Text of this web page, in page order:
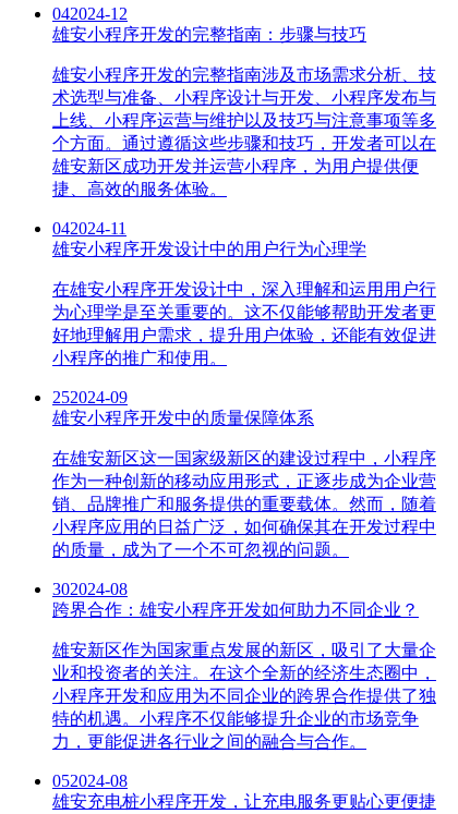
042024-12
雄安小程序开发的完整指南：步骤与技巧
雄安小程序开发的完整指南涉及市场需求分析、技
术选型与准备、小程序设计与开发、小程序发布与
上线、小程序运营与维护以及技巧与注意事项等多
个方面。通过遵循这些步骤和技巧，开发者可以在
雄安新区成功开发并运营小程序，为用户提供便
捷、高效的服务体验。
042024-11
雄安小程序开发设计中的用户行为心理学
在雄安小程序开发设计中，深入理解和运用用户行
为心理学是至关重要的。这不仅能够帮助开发者更
好地理解用户需求，提升用户体验，还能有效促进
小程序的推广和使用。
252024-09
雄安小程序开发中的质量保障体系
在雄安新区这一国家级新区的建设过程中，小程序
作为一种创新的移动应用形式，正逐步成为企业营
销、品牌推广和服务提供的重要载体。然而，随着
小程序应用的日益广泛，如何确保其在开发过程中
的质量，成为了一个不可忽视的问题。
302024-08
跨界合作：雄安小程序开发如何助力不同企业？
雄安新区作为国家重点发展的新区，吸引了大量企
业和投资者的关注。在这个全新的经济生态圈中，
小程序开发和应用为不同企业的跨界合作提供了独
特的机遇。小程序不仅能够提升企业的市场竞争
力，更能促进各行业之间的融合与合作。
052024-08
雄安充电桩小程序开发，让充电服务更贴心更便捷